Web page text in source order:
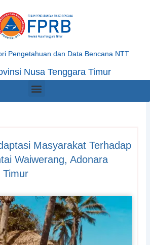
Pengetahuan dan Data Bencana NTT
Nusa Tenggara Timur
Menu
Masyarakat Terhadap
Waiwerang, Adonara
Timur